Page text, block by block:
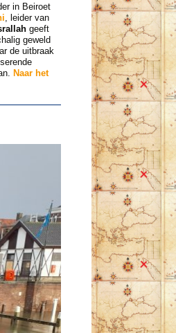
in Beiroet
, leider van
geeft
geweld
de uitbraak
Naar het